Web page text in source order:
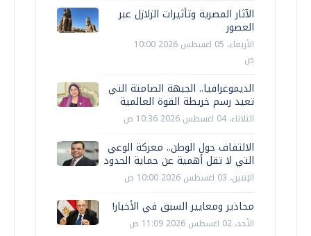
الآثار المصرية وتأثيرات الزلازل عبر
العصور
الأربعاء، 05 اغسطس 2026 10:00
ص
الديموغرافيا.. الجبهة الصامتة التي
تعيد رسم خريطة القوة العالمية
الثلاثاء، 04 اغسطس 2026 10:36 ص
الالتفاف حول الوطن.. معركة الوعي
التي لا تقل أهمية عن حماية الحدود
الإثنين، 03 اغسطس 2026 10:00 ص
محاذير ومعايير السبق في الأخبار!
الأحد، 02 اغسطس 2026 11:09 ص